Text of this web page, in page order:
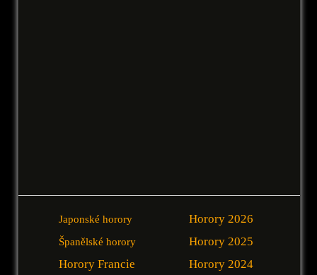
Japonské horory
Španělské horory
Horory Francie
Horory 2026
Horory 2025
Horory 2024